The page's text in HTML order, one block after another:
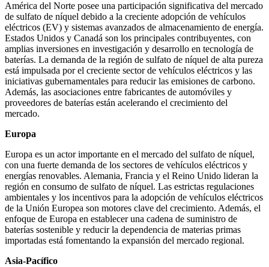
América del Norte posee una participación significativa del mercado
de sulfato de níquel debido a la creciente adopción de vehículos
eléctricos (EV) y sistemas avanzados de almacenamiento de energía.
Estados Unidos y Canadá son los principales contribuyentes, con
amplias inversiones en investigación y desarrollo en tecnología de
baterías. La demanda de la región de sulfato de níquel de alta pureza
está impulsada por el creciente sector de vehículos eléctricos y las
iniciativas gubernamentales para reducir las emisiones de carbono.
Además, las asociaciones entre fabricantes de automóviles y
proveedores de baterías están acelerando el crecimiento del
mercado.
Europa
Europa es un actor importante en el mercado del sulfato de níquel,
con una fuerte demanda de los sectores de vehículos eléctricos y
energías renovables. Alemania, Francia y el Reino Unido lideran la
región en consumo de sulfato de níquel. Las estrictas regulaciones
ambientales y los incentivos para la adopción de vehículos eléctricos
de la Unión Europea son motores clave del crecimiento. Además, el
enfoque de Europa en establecer una cadena de suministro de
baterías sostenible y reducir la dependencia de materias primas
importadas está fomentando la expansión del mercado regional.
Asia-Pacífico